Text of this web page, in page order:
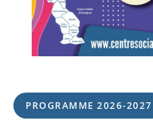
PROGRAMME 2026-2027